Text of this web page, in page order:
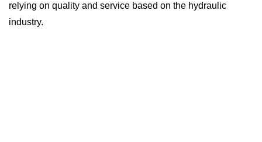
relying on quality and service based on the hydraulic
industry.